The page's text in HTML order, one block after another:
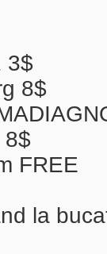
3$
8$
8$
FREE
la